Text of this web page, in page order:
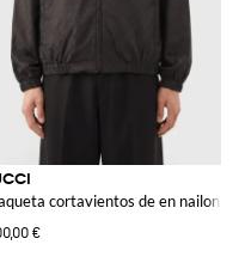
lana cortavientos de en nailon
€